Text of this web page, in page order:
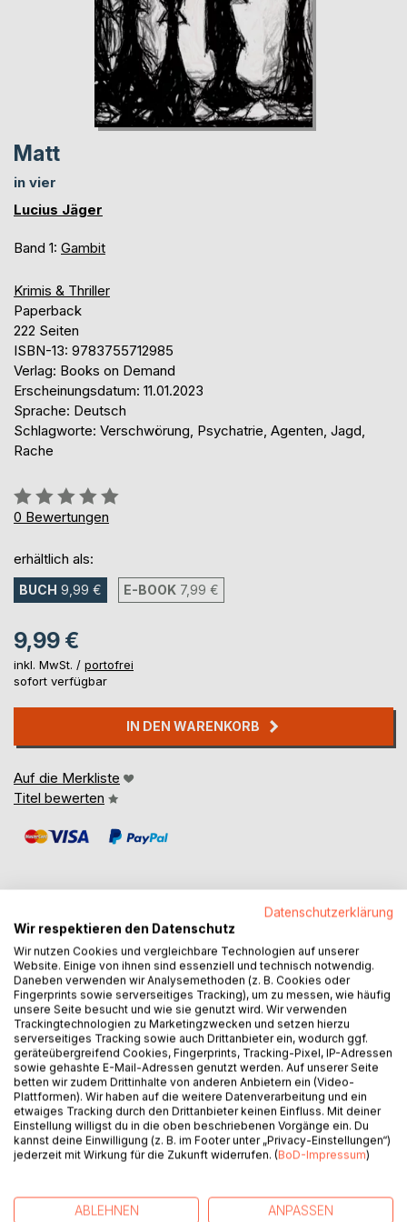
Matt
in vier
Lucius Jäger
Band 1: Gambit
Krimis & Thriller
Paperback
222 Seiten
ISBN-13: 9783755712985
Verlag: Books on Demand
Erscheinungsdatum: 11.01.2023
Sprache: Deutsch
Schlagworte: Verschwörung, Psychatrie, Agenten, Jagd,
Rache
Bewertung::
0%
0 Bewertungen
erhältlich als:
BUCH 9,99 € E-BOOK 7,99 €
9,99 €
inkl. MwSt. / portofrei
sofort verfügbar
IN DEN WARENKORB
Auf die Merkliste
Titel bewerten
BESCHREIBUNG
Ein soziopathischer Serienmörder, ein psychopathischer
Ex-Agent und ein recht normaler Insasse treffen sich in
einer Psychiatrie, was passiert... Sie scheinen Schach zu
spielen, jedoch dies nur als Tarnung.
Ihr Feind, der Psychiater, der ihnen sicherlich nicht helfen
will,
Ihr Verbündeter, ein zu kluger normaler Junge.
Ihr Problem, sie haben keine Ahnung ob sie einander trauen
können.
Ob sie alle schaffen zu fliehen, ob sie es überhaupt
größeren Spiel sind, oder ob es sich hierbei nur um die
Datenschutzerklärung
Wir respektieren den Datenschutz
Wir nutzen Cookies und vergleichbare Technologien auf unserer
Website. Einige von ihnen sind essenziell und technisch notwendig.
Daneben verwenden wir Analysemethoden (z. B. Cookies oder
Fingerprints sowie serverseitiges Tracking), um zu messen, wie häufig
unsere Seite besucht und wie sie genutzt wird. Wir verwenden
Trackingtechnologien zu Marketingzwecken und setzen hierzu
serverseitiges Tracking sowie auch Drittanbieter ein, wodurch ggf.
geräteübergreifend Cookies, Fingerprints, Tracking-Pixel, IP-Adressen
sowie gehashte E-Mail-Adressen genutzt werden. Auf unserer Seite
betten wir zudem Drittinhalte von anderen Anbietern ein (Video-
Plattformen). Wir haben auf die weitere Datenverarbeitung und ein
etwaiges Tracking durch den Drittanbieter keinen Einfluss. Mit deiner
Einstellung willigst du in die oben beschriebenen Vorgänge ein. Du
kannst deine Einwilligung (z. B. im Footer unter „Privacy-Einstellungen“)
jederzeit mit Wirkung für die Zukunft widerrufen. (BoD-Impressum)
ABLEHNEN ANPASSEN